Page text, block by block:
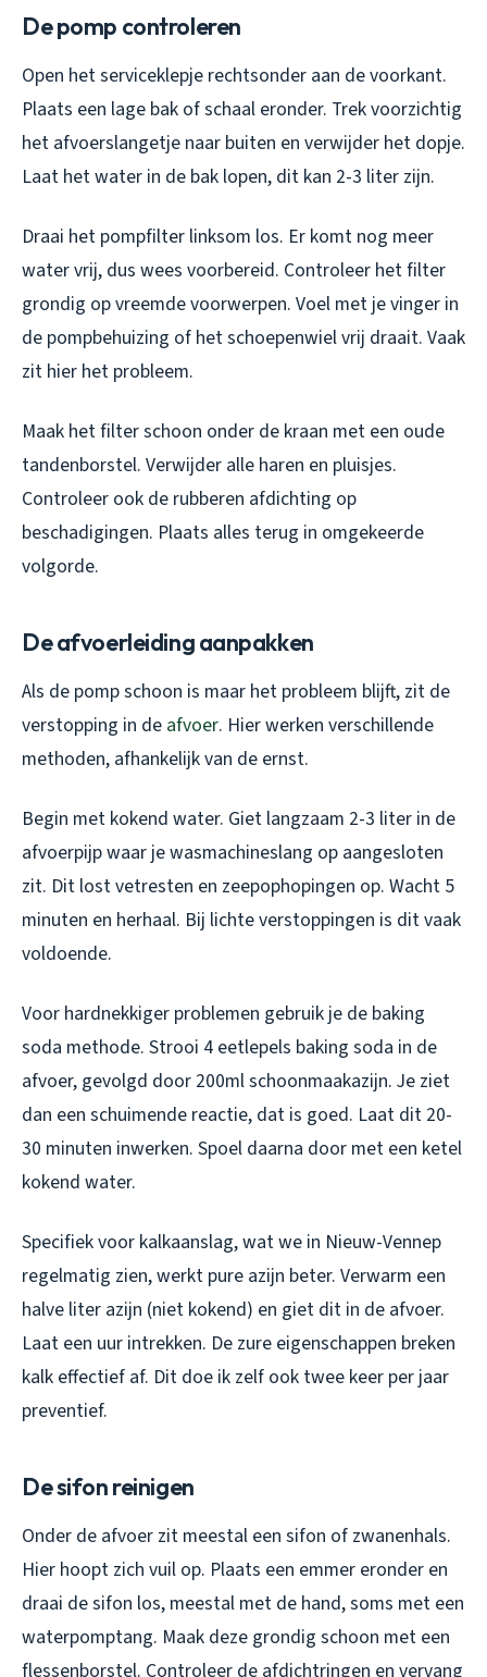
De pomp controleren
Open het serviceklepje rechtsonder aan de voorkant.
Plaats een lage bak of schaal eronder. Trek voorzichtig
het afvoerslangetje naar buiten en verwijder het dopje.
Laat het water in de bak lopen, dit kan 2-3 liter zijn.
Draai het pompfilter linksom los. Er komt nog meer
water vrij, dus wees voorbereid. Controleer het filter
grondig op vreemde voorwerpen. Voel met je vinger in
de pompbehuizing of het schoepenwiel vrij draait. Vaak
zit hier het probleem.
Maak het filter schoon onder de kraan met een oude
tandenborstel. Verwijder alle haren en pluisjes.
Controleer ook de rubberen afdichting op
beschadigingen. Plaats alles terug in omgekeerde
volgorde.
De afvoerleiding aanpakken
Als de pomp schoon is maar het probleem blijft, zit de
verstopping in de afvoer. Hier werken verschillende
methoden, afhankelijk van de ernst.
Begin met kokend water. Giet langzaam 2-3 liter in de
afvoerpijp waar je wasmachineslang op aangesloten
zit. Dit lost vetresten en zeepophopingen op. Wacht 5
minuten en herhaal. Bij lichte verstoppingen is dit vaak
voldoende.
Voor hardnekkiger problemen gebruik je de baking
soda methode. Strooi 4 eetlepels baking soda in de
afvoer, gevolgd door 200ml schoonmaakazijn. Je ziet
dan een schuimende reactie, dat is goed. Laat dit 20-
30 minuten inwerken. Spoel daarna door met een ketel
kokend water.
Specifiek voor kalkaanslag, wat we in Nieuw-Vennep
regelmatig zien, werkt pure azijn beter. Verwarm een
halve liter azijn (niet kokend) en giet dit in de afvoer.
Laat een uur intrekken. De zure eigenschappen breken
kalk effectief af. Dit doe ik zelf ook twee keer per jaar
preventief.
De sifon reinigen
Onder de afvoer zit meestal een sifon of zwanenhals.
Hier hoopt zich vuil op. Plaats een emmer eronder en
draai de sifon los, meestal met de hand, soms met een
waterpomptang. Maak deze grondig schoon met een
flessenborstel. Controleer de afdichtringen en vervang